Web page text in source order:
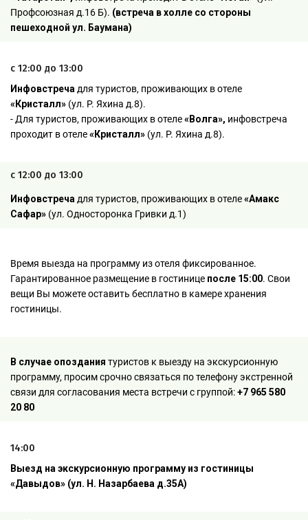
Профсоюзная д.16 Б). (встреча в холле со стороны
пешеходной ул. Баумана)
с 12:00 до 13:00
Инфовстреча для туристов, проживающих в отеле
«Кристалл» (ул. Р. Яхина д.8).
- Для туристов, проживающих в отеле«Волга», инфовстреча
проходит в отеле«Кристалл» (ул. Р. Яхина д.8).
с 12:00 до 13:00
Инфовстреча для туристов, проживающих в отеле«Амакс
Сафар» (ул. Односторонка Гривки д.1)
Время выезда на программу из отеля фиксированное.
Гарантированное размещение в гостинице после 15:00. Свои
вещи Вы можете оставить бесплатно в камере хранения
гостиницы.
В случае опоздания туристов к выезду на экскурсионную
программу, просим срочно связаться по телефону экстренной
связи для согласования места встречи с группой:+7 965 580
20 80
14:00
Выезд на экскурсионную программу из гостиницы
«Давыдов» (ул. Н. Назарбаева д.35А)